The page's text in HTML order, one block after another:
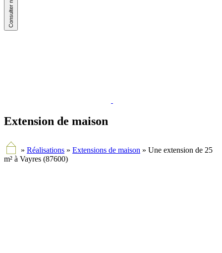
Extension de maison
» Réalisations » Extensions de maison » Une extension de 25
m² à Vayres (87600)